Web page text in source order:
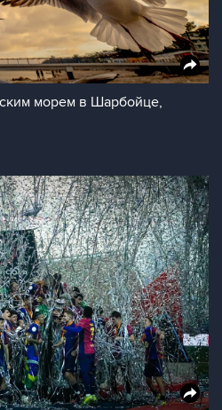
морем в Шарбойце,